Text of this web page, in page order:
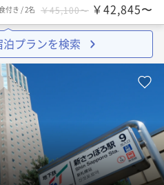
付き /2名 ￥45,100〜 ￥42,845〜
プランを検索